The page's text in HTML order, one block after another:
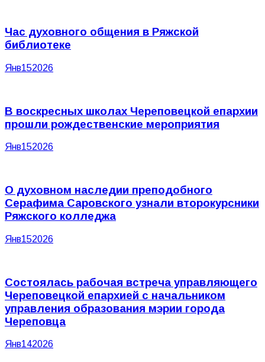
Час духовного общения в Ряжской
библиотеке
Янв152026
В воскресных школах Череповецкой епархии
прошли рождественские мероприятия
Янв152026
О духовном наследии преподобного
Серафима Саровского узнали второкурсники
Ряжского колледжа
Янв152026
Состоялась рабочая встреча управляющего
Череповецкой епархией с начальником
управления образования мэрии города
Череповца
Янв142026